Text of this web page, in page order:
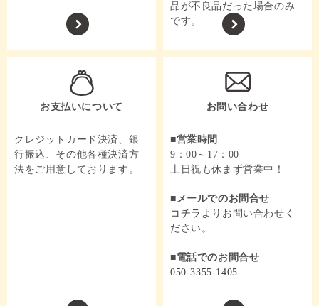
品が不良品だった場合のみ
です。
お支払いについて
クレジットカード決済、銀
行振込、その他各種決済方
法をご用意しております。
お問い合わせ
営業時間
9：00～17：00
土日祝も休まず営業中！
メールでのお問合せ
コチラ よりお問い合わせく
ださい。
電話でのお問合せ
050-3355-1405